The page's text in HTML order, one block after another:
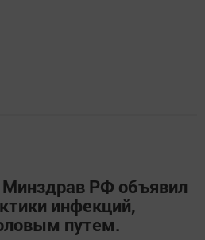
РФ объявил
инфекций,
путем.